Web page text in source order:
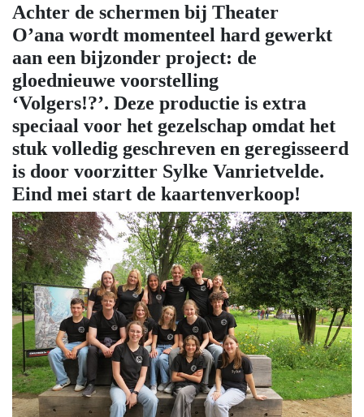
Achter de schermen bij Theater
O’ana wordt momenteel hard gewerkt
aan een bijzonder project: de
gloednieuwe voorstelling
‘Volgers!?’. Deze productie is extra
speciaal voor het gezelschap omdat het
stuk volledig geschreven en geregisseerd
is door voorzitter Sylke Vanrietvelde.
Eind mei start de kaartenverkoop!